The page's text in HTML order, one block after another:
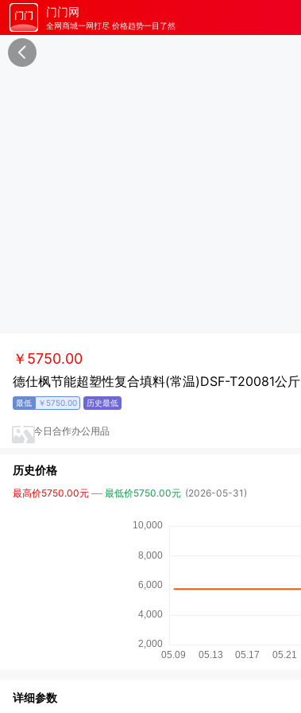
门门网
全网商城一网打尽 价格趋势一目了然
￥5750.00
德仕枫节能超塑性复合填料(常温)DSF-T20081公斤
￥5750.00
今日合作办公用品
历史价格
最高价5750.00元 最低价5750.00元 (2026-05-31)
详细参数